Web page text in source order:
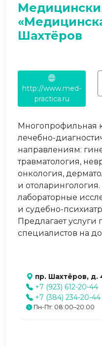
Шахтёров
http://www.med-
practica.ru
Многопрофильная
лечебно-
направлениям:
травматология,
онкология,
и
лабораторные
и судебно-
Предлагает услуги
специалистов на
пр. Шахтёров, д.
+7 (923) 612-20-44
+7 (384) 234-20-44
Пн-Пт: 08:00–20:00